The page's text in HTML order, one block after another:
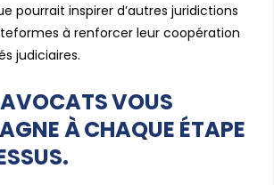
pourrait inspirer d’autres juridictions
à renforcer leur coopération
judiciaires.
VOUS
À CHAQUE ÉTAPE